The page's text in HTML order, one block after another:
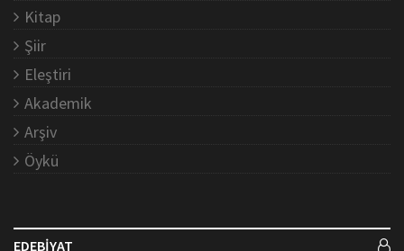
Kitap
Şiir
Eleştiri
Akademik
Arşiv
Öykü
EDEBİYAT